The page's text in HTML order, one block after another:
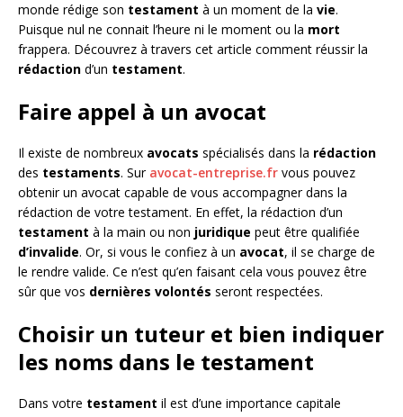
monde rédige son testament à un moment de la vie.
Puisque nul ne connait l’heure ni le moment ou la mort
frappera. Découvrez à travers cet article comment réussir la
rédaction d’un testament.
Faire appel à un avocat
Il existe de nombreux avocats spécialisés dans la rédaction
des testaments. Sur avocat-entreprise.fr vous pouvez
obtenir un avocat capable de vous accompagner dans la
rédaction de votre testament. En effet, la rédaction d’un
testament à la main ou non juridique peut être qualifiée
d’invalide. Or, si vous le confiez à un avocat, il se charge de
le rendre valide. Ce n’est qu’en faisant cela vous pouvez être
sûr que vos dernières volontés seront respectées.
Choisir un tuteur et bien indiquer
les noms dans le testament
Dans votre testament il est d’une importance capitale